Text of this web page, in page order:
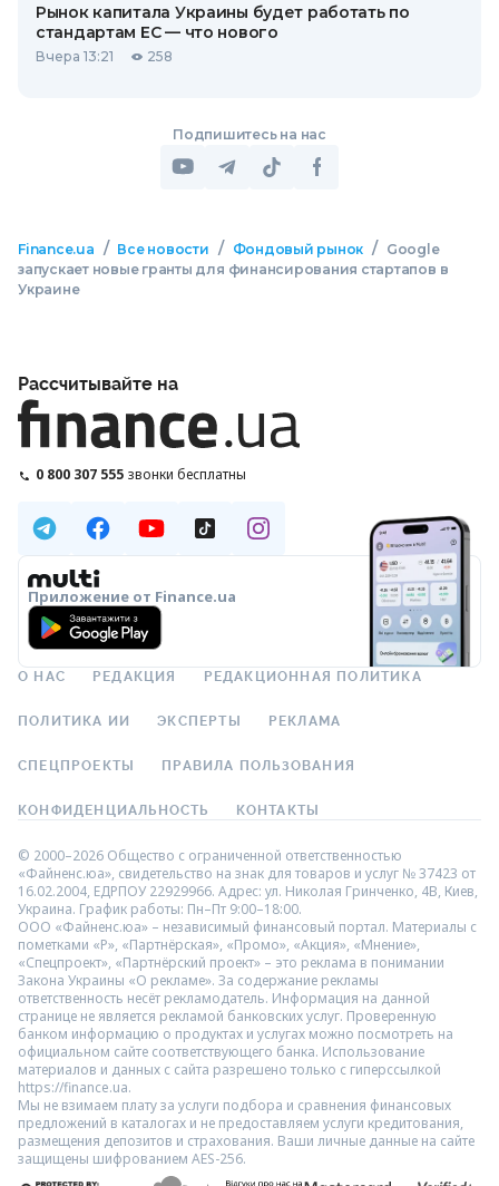
Рынок капитала Украины будет работать по
стандартам ЕС — что нового
Вчера 13:21 258
Подпишитесь на нас
Finance.ua / Все новости / Фондовый рынок /
Google
запускает новые гранты для финансирования стартапов в
Украине
Рассчитывайте на
0 800 307 555 звонки бесплатны
Приложение от Finance.ua
О НАС РЕДАКЦИЯ РЕДАКЦИОННАЯ ПОЛИТИКА
ПОЛИТИКА ИИ ЭКСПЕРТЫ РЕКЛАМА
СПЕЦПРОЕКТЫ ПРАВИЛА ПОЛЬЗОВАНИЯ
КОНФИДЕНЦИАЛЬНОСТЬ КОНТАКТЫ
© 2000–2026 Общество с ограниченной ответственностью
«Файненс.юа», свидетельство на знак для товаров и услуг № 37423 от
16.02.2004, ЕДРПОУ 22929966. Адрес: ул. Николая Гринченко, 4В, Киев,
Украина. График работы: Пн–Пт 9:00–18:00.
ООО «Файненс.юа» – независимый финансовый портал. Материалы с
пометками «Р», «Партнёрская», «Промо», «Акция», «Мнение»,
«Спецпроект», «Партнёрский проект» – это реклама в понимании
Закона Украины «О рекламе». За содержание рекламы
ответственность несёт рекламодатель. Информация на данной
странице не является рекламой банковских услуг. Проверенную
банком информацию о продуктах и услугах можно посмотреть на
официальном сайте соответствующего банка. Использование
материалов и данных с сайта разрешено только с гиперссылкой
https://finance.ua.
Мы не взимаем плату за услуги подбора и сравнения финансовых
предложений в каталогах и не предоставляем услуги кредитования,
размещения депозитов и страхования. Ваши личные данные на сайте
защищены шифрованием AES-256.